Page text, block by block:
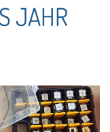
JAHR